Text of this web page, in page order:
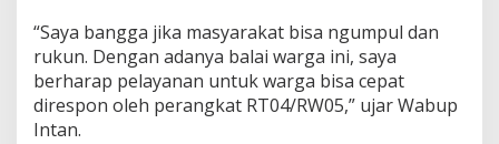
e
e
r
a
“Saya bangga jika masyarakat bisa ngumpul dan
rukun. Dengan adanya balai warga ini, saya
berharap pelayanan untuk warga bisa cepat
direspon oleh perangkat RT04/RW05,” ujar Wabup
Intan.